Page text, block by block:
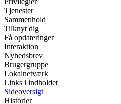
Tjenester
Sammenhold
Tilknyt dig
Få opdateringer
Interaktion
Nyhedsbrev
Brugergruppe
Lokalnetværk
Links i indholdet
Sideoversigt
Historier